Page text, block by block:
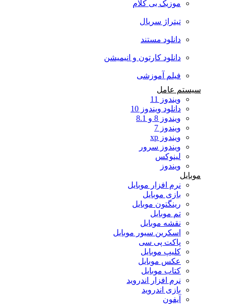
موزیک بی کلام
تیتراژ سریال
دانلود مستند
دانلود کارتون و انیمیشن
فیلم آموزشی
سیستم عامل
ویندوز 11
دانلود ویندوز 10
ویندوز 8 و 8.1
ویندوز 7
ویندوز xp
ویندوز سرور
لینوکس
ویندوز
موبایل
نرم افزار موبایل
بازی موبایل
رینگتون موبایل
تم موبایل
نقشه موبایل
اسکرین سیور موبایل
پاکت پی سی
کلیپ موبایل
عکس موبایل
کتاب موبایل
نرم افزار اندروید
بازی اندروید
آیفون